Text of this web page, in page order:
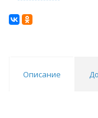
Описание